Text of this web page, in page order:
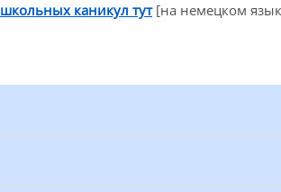
каникул тут [на немецком